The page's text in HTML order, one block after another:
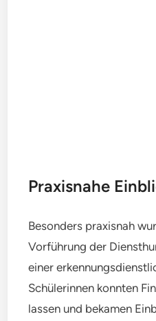
Praxisnahe
Besonders praxisnah
Vorführung der
einer
Schülerinnen konnten
lassen und bekamen